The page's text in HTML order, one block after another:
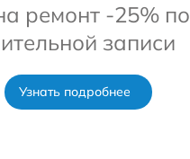
ремонт -25% по
записи
Узнать подробнее